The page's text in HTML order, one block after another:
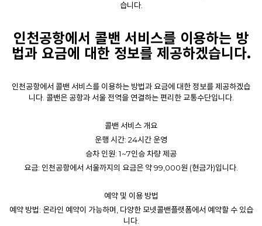
습니다.
인천공항에서 콜밴 서비스를 이용하는 방
법과 요금에 대한 정보를 제공하겠습니다.
인천공항에서 콜밴 서비스를 이용하는 방법과 요금에 대한 정보를 제공하겠습
니다. 콜밴은 공항과 서울 전역을 연결하는 편리한 교통수단입니다.
콜밴 서비스 개요
운행 시간: 24시간 운영
승차 인원: 1~7인승 차량 제공
요금: 인천공항에서 서울까지의 요금은 약 99,000원 (현금가)입니다.
예약 및 이용 방법
예약 방법: 온라인 예약이 가능하며, 다양한 모넷콜밴플랫폼에서 예약할 수 있습
니다.